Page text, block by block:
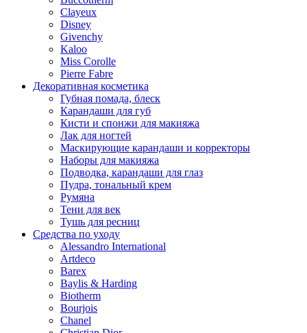
Clayeux
Disney
Givenchy
Kaloo
Miss Corolle
Pierre Fabre
Декоративная косметика
Губная помада, блеск
Карандаши для губ
Кисти и спонжи для макияжа
Лак для ногтей
Маскирующие карандаши и корректоры
Наборы для макияжа
Подводка, карандаши для глаз
Пудра, тональный крем
Румяна
Тени для век
Тушь для ресниц
Средства по уходу
Alessandro International
Artdeco
Barex
Baylis & Harding
Biotherm
Bourjois
Chanel